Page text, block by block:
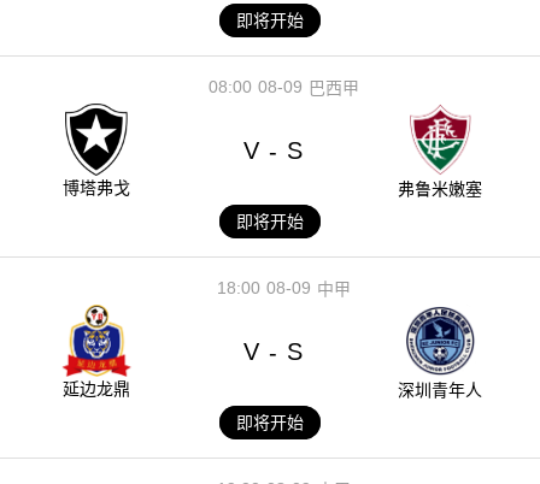
即将开始
08-09
08:00 巴西甲
博塔弗戈
V - S
弗鲁米嫩塞
即将开始
08-09
18:00 中甲
延边龙鼎
V - S
深圳青年人
即将开始